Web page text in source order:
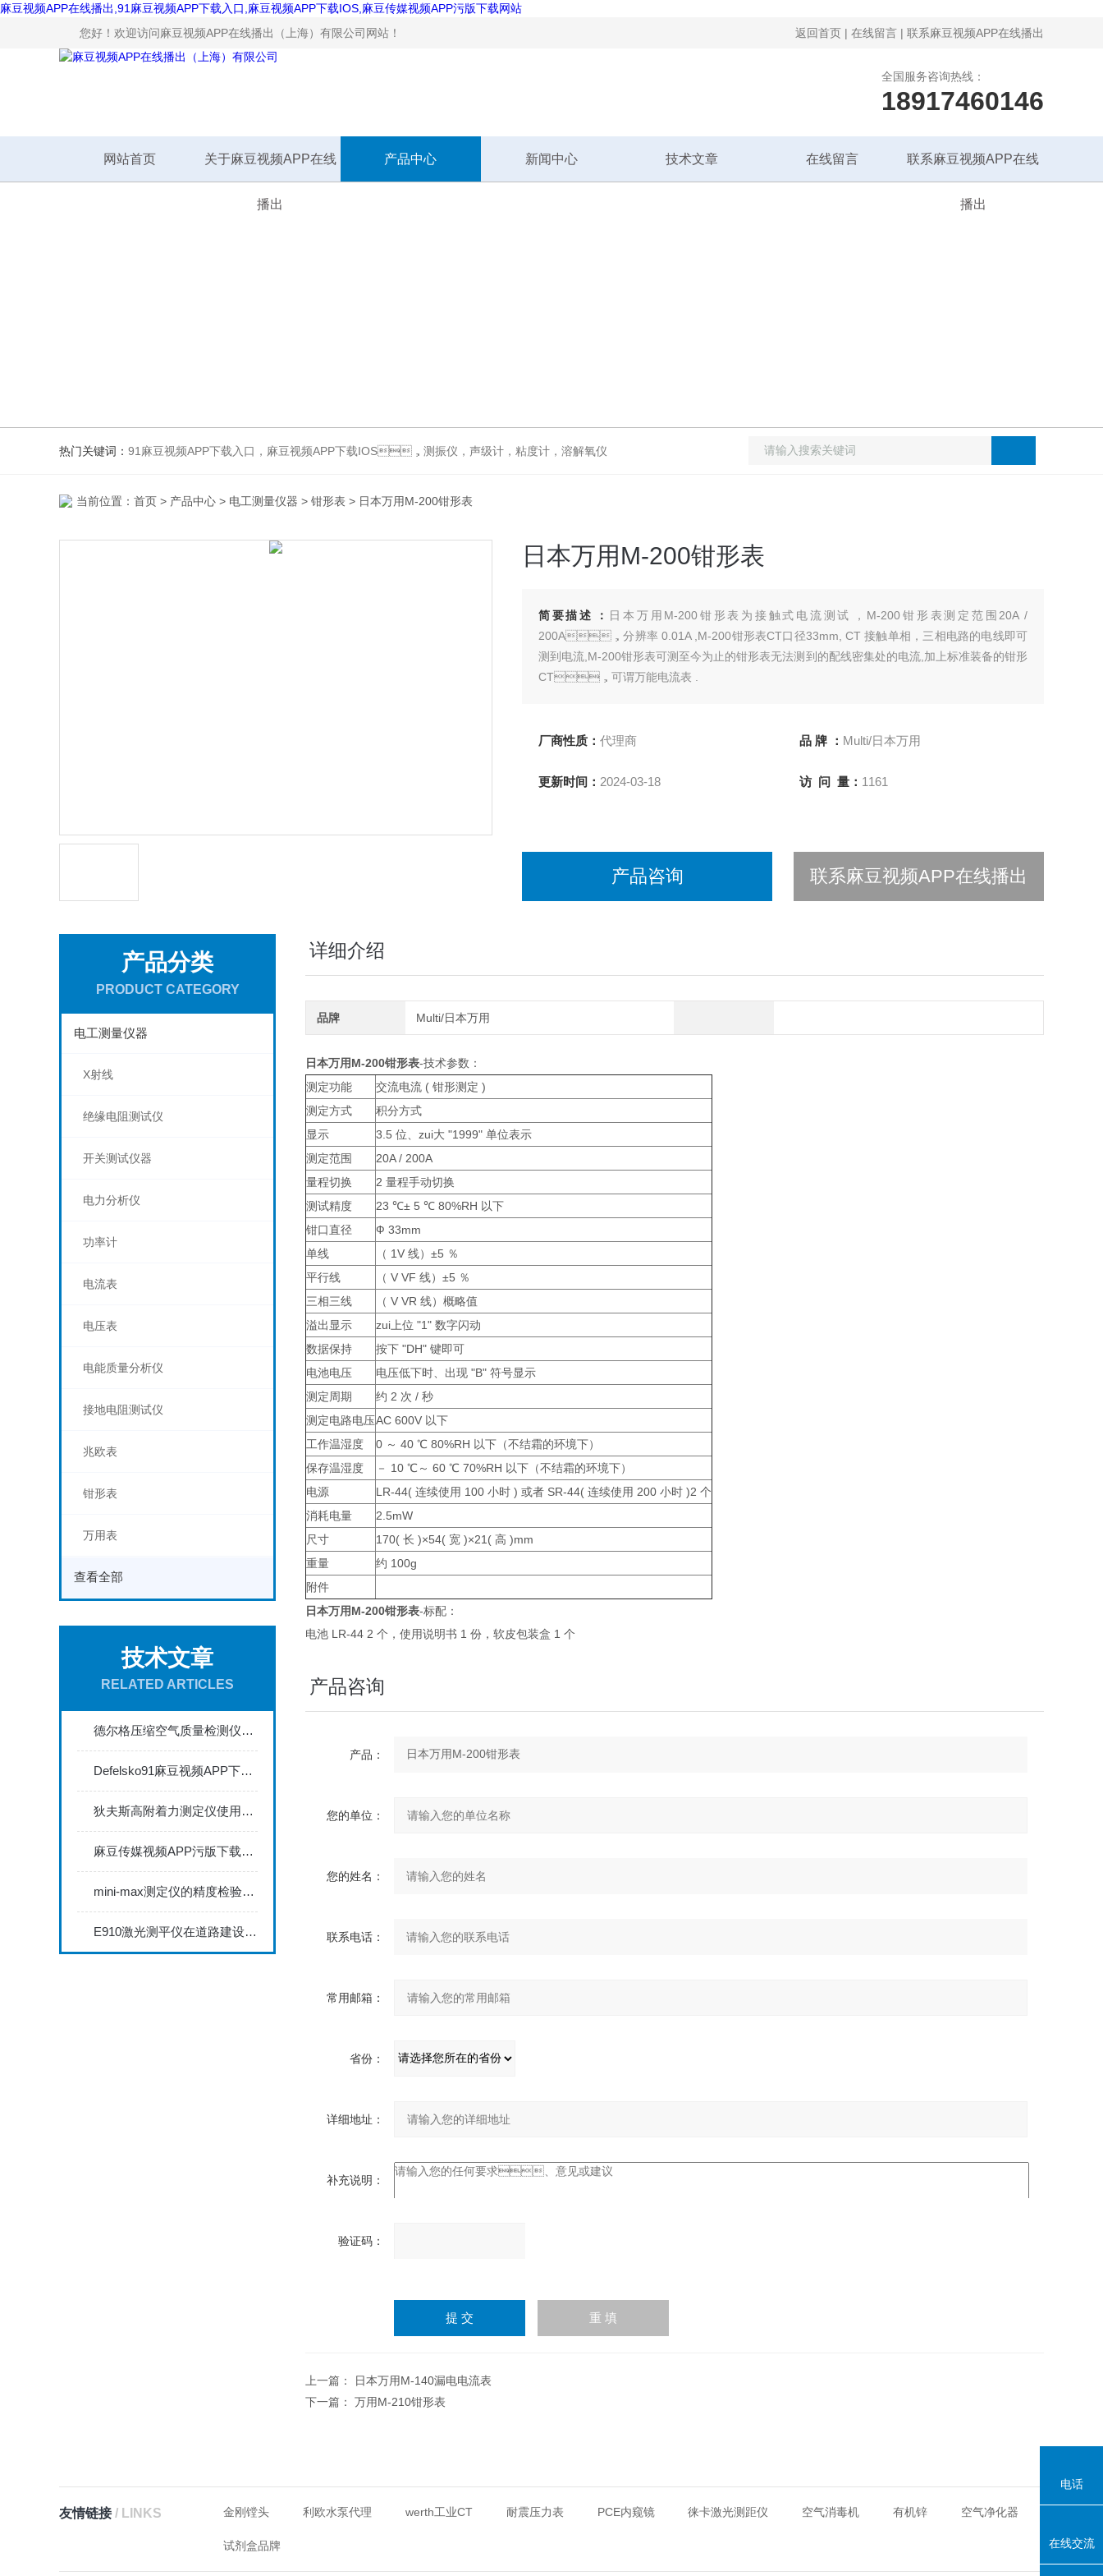
麻豆视频APP在线播出,91麻豆视频APP下载入口,麻豆视频APP下载IOS,麻豆传媒视频APP污版下载网站
您好！欢迎访问麻豆视频APP在线播出（上海）有限公司网站！
返回首页 | 在线留言 | 联系麻豆视频APP在线播出
全国服务咨询热线：
18917460146
网站首页 关于麻豆视频APP在线
播出
产品中心 新闻中心 技术文章 在线留言 联系麻豆视频APP在线
播出
热门关键词： 91麻豆视频APP下载入口，麻豆视频APP下载IOS，测振仪，声级计，粘度计，溶解氧仪
当前位置： 首页 > 产品中心 > 电工测量仪器 > 钳形表 > 日本万用M-200钳形表
日本万用M-200钳形表
简要描述： 日本万用M-200钳形表为接触式电流测试，M-200钳形表测定范围20A /
200A，分辨率 0.01A ,M-200钳形表CT口径33mm, CT 接触单相，三相电路的电线即可
测到电流,M-200钳形表可测至今为止的钳形表无法测到的配线密集处的电流,加上标准装备的钳形
CT，可谓万能电流表 .
厂商性质： 代理商 品 牌 ： Multi/日本万用
更新时间： 2024-03-18 访 问 量： 1161
产品咨询 联系麻豆视频APP在线播出
产品分类
PRODUCT CATEGORY
电工测量仪器
X射线
绝缘电阻测试仪
开关测试仪器
电力分析仪
功率计
电流表
电压表
电能质量分析仪
接地电阻测试仪
兆欧表
钳形表
万用表
查看全部
技术文章
RELATED ARTICLES
德尔格压缩空气质量检测仪能够实时监测空气中的污染物浓度
Defelsko91麻豆视频APP下载入口：精准涂层厚度检测的利器
狄夫斯高附着力测定仪使用时的注意事项
麻豆传媒视频APP污版下载网站麻豆视频APP下载IOS具备数据存储和传输功能
mini-max测定仪的精度检验与校准方法探讨
E910激光测平仪在道路建设中的关键作用
详细介绍
品牌 Multi/日本万用
日本万用M-200钳形表-技术参数：
测定功能
交流电流 ( 钳形测定 )
测定方式
积分方式
显示
3.5 位、zui大 "1999" 单位表示
测定范围
20A / 200A
量程切换
2 量程手动切换
测试精度
23 ℃± 5 ℃ 80%RH 以下
钳口直径
Ф 33mm
单线
（ 1V 线）±5 ％
平行线
（ V VF 线）±5 ％
三相三线
（ V VR 线）概略值
溢出显示
zui上位 "1" 数字闪动
数据保持
按下 "DH" 键即可
电池电压
电压低下时、出现 "B" 符号显示
测定周期
约 2 次 / 秒
测定电路电压AC 600V 以下
工作温湿度
0 ～ 40 ℃ 80%RH 以下（不结霜的环境下）
保存温湿度
－ 10 ℃～ 60 ℃ 70%RH 以下（不结霜的环境下）
电源
LR-44( 连续使用 100 小时 ) 或者 SR-44( 连续使用 200 小时 )2 个
消耗电量
2.5mW
尺寸
170( 长 )×54( 宽 )×21( 高 )mm
重量
约 100g
附件
日本万用M-200钳形表-标配：
电池 LR-44 2 个，使用说明书 1 份，软皮包装盒 1 个
产品咨询
产品：
您的单位：
您的姓名：
联系电话：
常用邮箱：
省份：
详细地址：
补充说明：
验证码：
入
计算结果（填写阿拉伯数
字），如：三加四=7
上一篇：
日本万用M-140漏电电流表
下一篇： 万用M-210钳形表
友情链接/ LINKS 金刚镗头 利欧水泵代理 werth工业CT 耐震压力表 PCE内窥镜 徕卡激光测距仪 空气消毒机 有机锌 空气净化器
试剂盒品牌
电话
在线交流